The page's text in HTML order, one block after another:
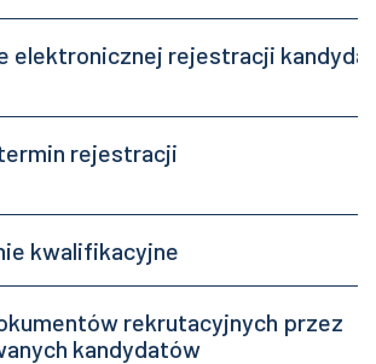
elektronicznej rejestracji
rejestracji
kwalifikacyjne
rekrutacyjnych przez
kandydatów